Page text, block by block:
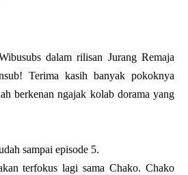
dalam rilisan Jurang Remaja
Terima kasih banyak pokoknya
berkenan ngajak kolab dorama yang
sampai episode 5.
terfokus lagi sama Chako. Chako